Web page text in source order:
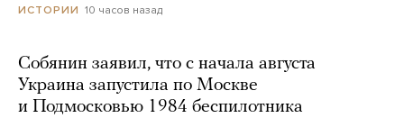
ИСТОРИИ 10 часов назад
Собянин заявил, что с начала августа
Украина запустила по Москве
и Подмосковью 1984 беспилотника